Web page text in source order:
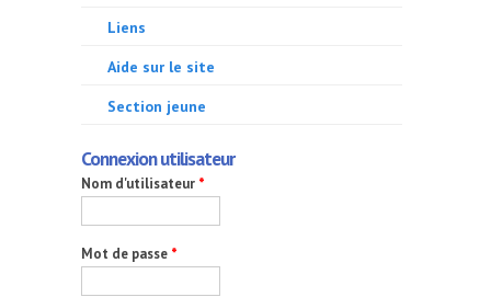
Liens
Aide sur le site
Section jeune
Connexion utilisateur
Nom d'utilisateur *
Mot de passe *